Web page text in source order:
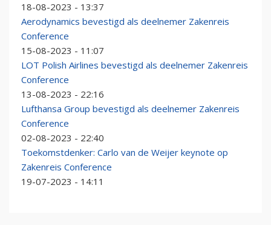
18-08-2023 - 13:37
Aerodynamics bevestigd als deelnemer Zakenreis
Conference
15-08-2023 - 11:07
LOT Polish Airlines bevestigd als deelnemer Zakenreis
Conference
13-08-2023 - 22:16
Lufthansa Group bevestigd als deelnemer Zakenreis
Conference
02-08-2023 - 22:40
Toekomstdenker: Carlo van de Weijer keynote op
Zakenreis Conference
19-07-2023 - 14:11